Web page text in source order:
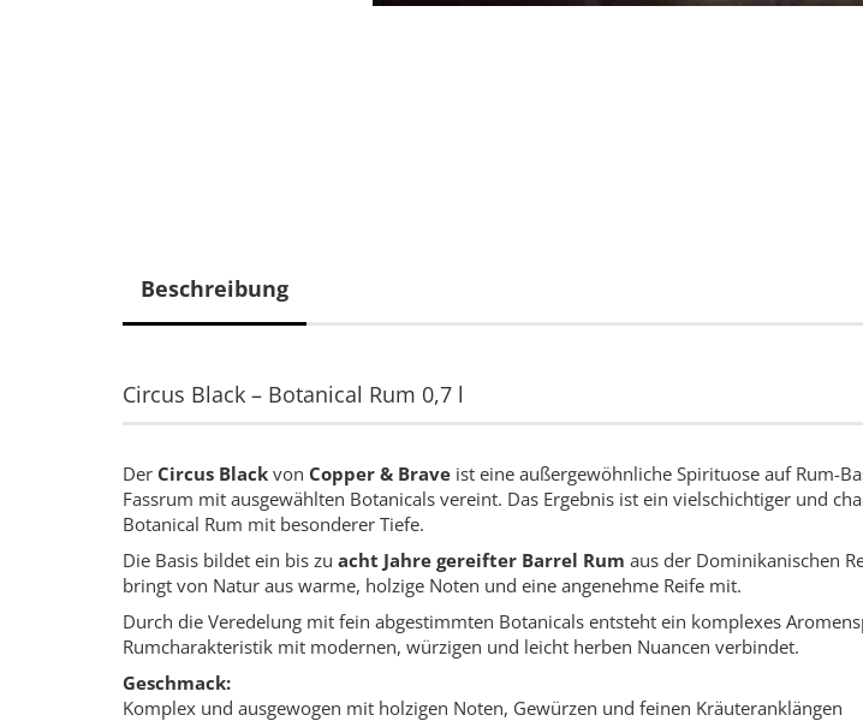
Beschreibung
Circus Black – Botanical Rum 0,7 l
Der Circus Black von Copper & Brave ist eine außergewöhnliche Spirituose auf Rum-
Fassrum mit ausgewählten Botanicals vereint. Das Ergebnis ist ein vielschichtiger und
Botanical Rum mit besonderer Tiefe.
Die Basis bildet ein bis zu acht Jahre gereifter Barrel Rum aus der Dominikanischen
bringt von Natur aus warme, holzige Noten und eine angenehme Reife mit.
Durch die Veredelung mit fein abgestimmten Botanicals entsteht ein komplexes
Rumcharakteristik mit modernen, würzigen und leicht herben Nuancen verbindet.
Geschmack:
Komplex und ausgewogen mit holzigen Noten, Gewürzen und feinen Kräuteranklängen